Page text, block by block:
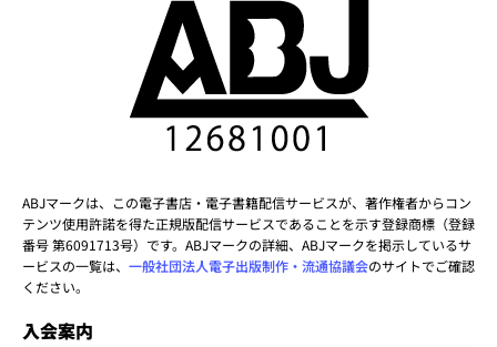
ABJマークは、この電子書店・電子書籍配信サービスが、著作権者からコン
テンツ使用許諾を得た正規版配信サービスであることを示す登録商標（登録
番号 第6091713号）です。ABJマークの詳細、ABJマークを掲示しているサ
ービスの一覧は、 一般社団法人電子出版制作・流通協議会のサイトでご確認
ください。
入会案内